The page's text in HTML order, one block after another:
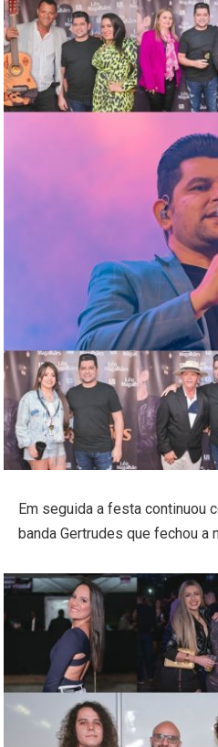
Em seguida a festa continuou
banda Gertrudes que fechou a